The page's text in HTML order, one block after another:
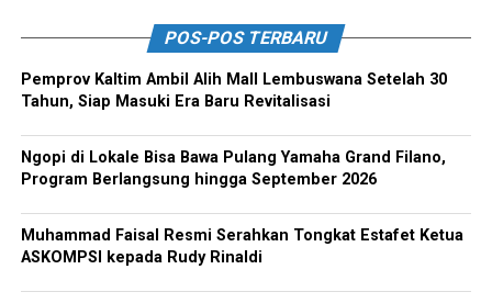
POS-POS TERBARU
Pemprov Kaltim Ambil Alih Mall Lembuswana Setelah 30
Tahun, Siap Masuki Era Baru Revitalisasi
Ngopi di Lokale Bisa Bawa Pulang Yamaha Grand Filano,
Program Berlangsung hingga September 2026
Muhammad Faisal Resmi Serahkan Tongkat Estafet Ketua
ASKOMPSI kepada Rudy Rinaldi